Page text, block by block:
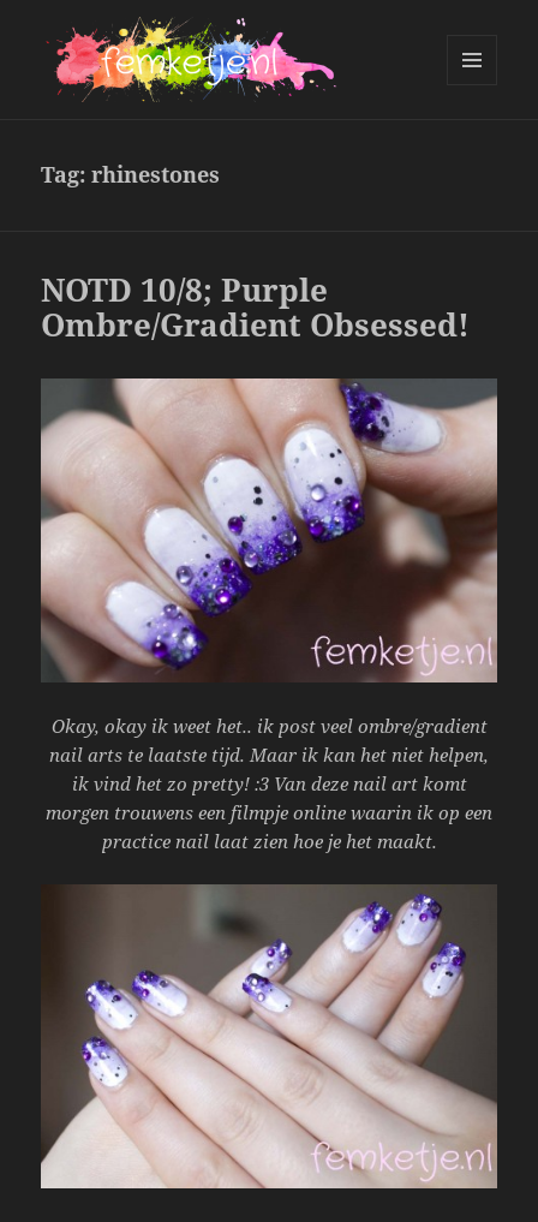
Tag:rhinestones
NOTD 10/8; Purple
Ombre/Gradient Obsessed!
Okay, okay ik weet het.. ik post veel ombre/gradient
nail arts te laatste tijd. Maar ik kan het niet helpen,
ik vind het zo pretty! :3 Van deze nail art komt
morgen trouwens een filmpje online waarin ik op een
practice nail laat zien hoe je het maakt.